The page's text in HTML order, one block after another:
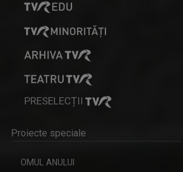
Duminică, ora 11.30, bilunar
Robert Ungureanu prezintă "Telejurnal Regional".
PRESELECȚII
Proiecte speciale
OMUL ANULUI